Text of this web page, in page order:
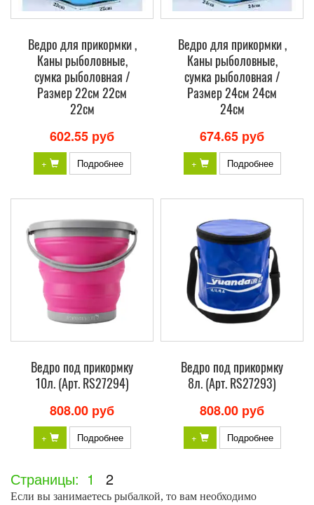
Ведро для прикормки ,
Каны рыболовные,
сумка рыболовная /
Размер 22см 22см
22см
602.55 руб
+ Подробнее
Ведро для прикормки ,
Каны рыболовные,
сумка рыболовная /
Размер 24см 24см
24см
674.65 руб
+ Подробнее
Ведро под прикормку
10л. (Арт. RS27294)
808.00 руб
+ Подробнее
Ведро под прикормку
8л. (Арт. RS27293)
808.00 руб
+ Подробнее
Страницы: 1 2
Если вы занимаетесь рыбалкой, то вам необходимо